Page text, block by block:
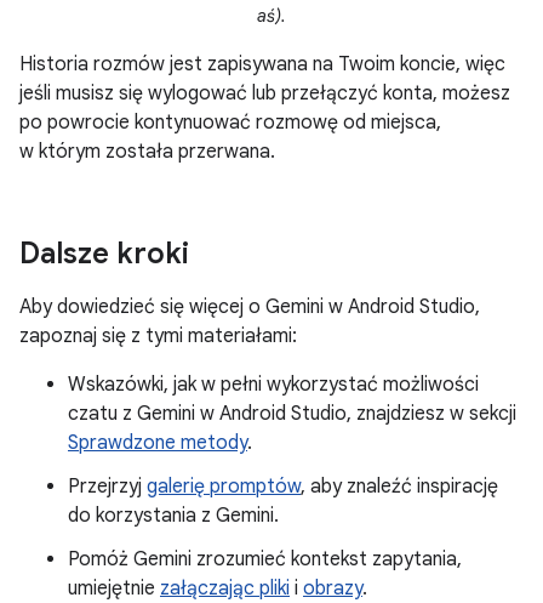
aś).
Historia rozmów jest zapisywana na Twoim koncie, więc
jeśli musisz się wylogować lub przełączyć konta, możesz
po powrocie kontynuować rozmowę od miejsca,
w którym została przerwana.
Dalsze kroki
Aby dowiedzieć się więcej o Gemini w Android Studio,
zapoznaj się z tymi materiałami:
Wskazówki, jak w pełni wykorzystać możliwości
czatu z Gemini w Android Studio, znajdziesz w sekcji
Sprawdzone metody.
Przejrzyj galerię promptów, aby znaleźć inspirację
do korzystania z Gemini.
Pomóż Gemini zrozumieć kontekst zapytania,
umiejętnie załączając pliki i obrazy.